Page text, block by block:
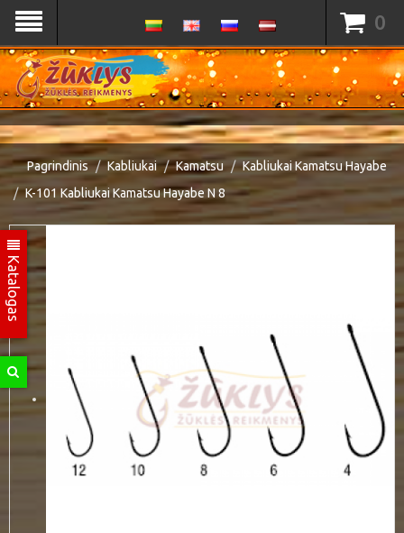
Katalogas
0
Pagrindinis Kabliukai Kamatsu
Kabliukai Kamatsu Hayabe
K-101 Kabliukai Kamatsu Hayabe N 8